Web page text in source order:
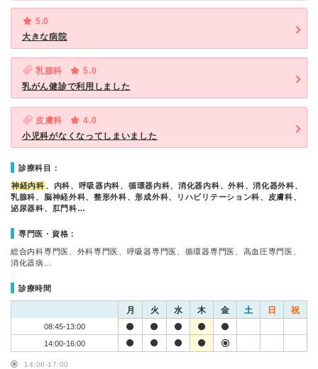
5.0
大きな病院
乳腺科
5.0
乳がん健診で利用しました
皮膚科
4.0
小児科がなくなってしまいました
診療科目：
神経内科 、内科、呼吸器内科、循環器内科、消化器内科、外科、消化器外科、
乳腺科、脳神経外科、整形外科、形成外科、リハビリテーション科、皮膚科、
泌尿器科、肛門科…
専門医・資格：
総合内科専門医、外科専門医、呼吸器専門医、循環器専門医、高血圧専門医、
消化器病…
診療時間
月 火 水 木 金 土 日 祝
08:45-13:00
14:00-16:00
14:00-17:00